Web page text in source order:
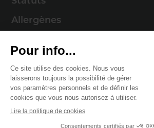
Allergènes
Mentions légales
Politique de cookies
Politique de confidentialité
© 2026 Cercle Munster . Tous droits réservés